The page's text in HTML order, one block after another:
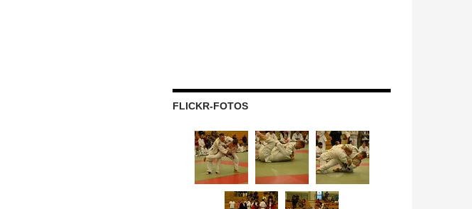
FLICKR-FOTOS